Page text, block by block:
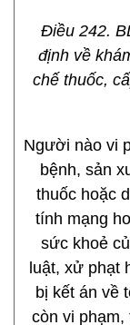
Điều 242.
định về
chế thuốc,
Người nào vi
bệnh, sản
thuốc hoặc
tính mạng
sức khoẻ
luật, xử phạt
bị kết án về
còn vi